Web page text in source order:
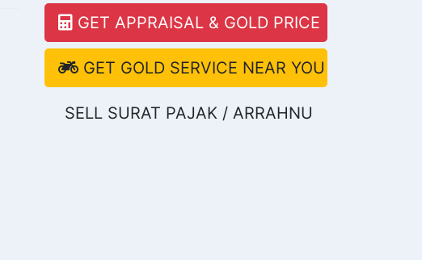
GET APPRAISAL & GOLD PRICE
GET GOLD SERVICE NEAR YOU
SELL SURAT PAJAK / ARRAHNU